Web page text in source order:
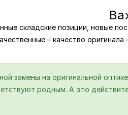
складские позиции, новые
– качество
замены на оригинальной
родным. А это